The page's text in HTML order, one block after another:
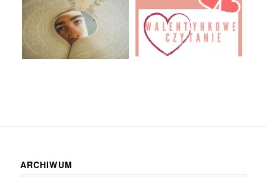
ARCHIWUM